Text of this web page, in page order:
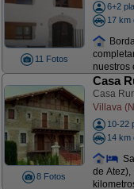
11 Fotos
6+2
17 km
nuestros
8 Fotos
Casa
Casa
Villava
10-22
14 km
de